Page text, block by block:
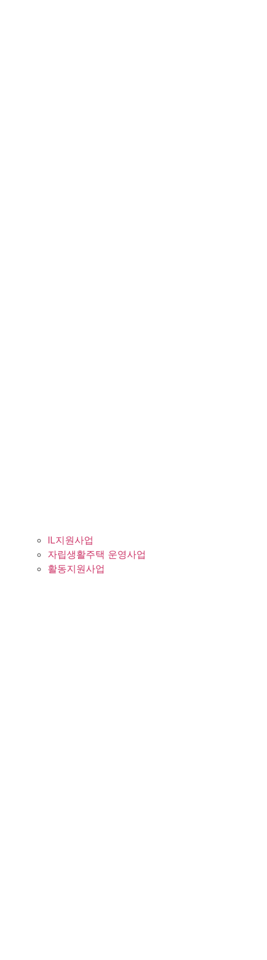
IL지원사업
자립생활주택 운영사업
활동지원사업